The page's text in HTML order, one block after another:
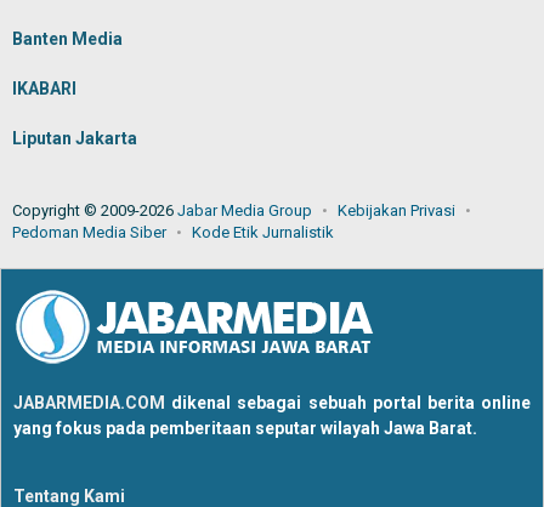
Banten Media
IKABARI
Liputan Jakarta
Copyright © 2009-2026 Jabar Media Group
Kebijakan Privasi
Pedoman Media Siber
Kode Etik Jurnalistik
JABARMEDIA.COM dikenal sebagai sebuah portal berita online
yang fokus pada pemberitaan seputar wilayah Jawa Barat.
Tentang Kami